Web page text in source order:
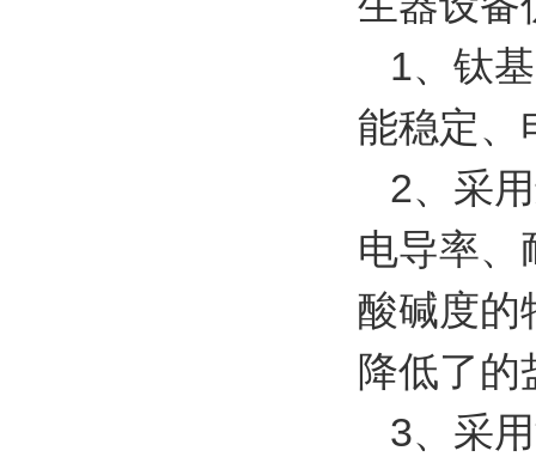
1、钛
能稳定、
2、采
电导率、
酸碱度的
降低了的
3、采